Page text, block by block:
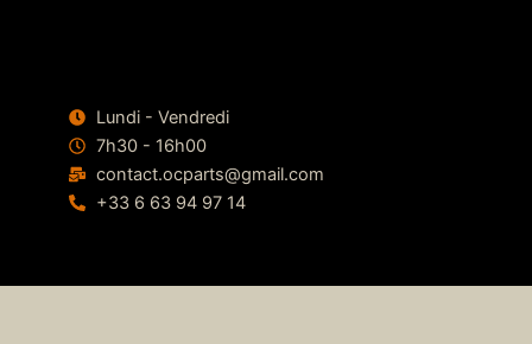
Lundi - Vendredi
7h30 - 16h00
contact.ocparts@gmail.com
+33 6 63 94 97 14